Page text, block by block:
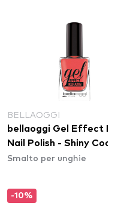
BELLAOGGI
bellaoggi Gel Effect
Nail Polish - Shiny
Smalto per unghie
-10%